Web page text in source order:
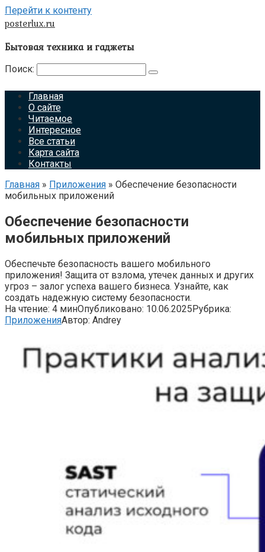
Перейти к контенту
posterlux.ru
Бытовая техника и гаджеты
Поиск:
Главная
О сайте
Читаемое
Интересное
Все статьи
Карта сайта
Контакты
Главная » Приложения » Обеспечение безопасности
мобильных приложений
Обеспечение безопасности
мобильных приложений
Обеспечьте безопасность вашего мобильного
приложения! Защита от взлома, утечек данных и других
угроз – залог успеха вашего бизнеса. Узнайте, как
создать надежную систему безопасности.
На чтение: 4 минОпубликовано: 10.06.2025Рубрика:
ПриложенияАвтор: Andrey